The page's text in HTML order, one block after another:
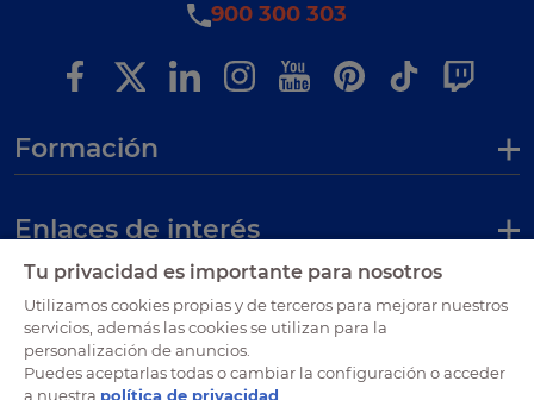
900 300 303
Formación
Enlaces de interés
Certificaciones
Tu privacidad es importante para nosotros
Utilizamos cookies propias y de terceros para mejorar nuestros
servicios, además las cookies se utilizan para la
personalización de anuncios.
Puedes aceptarlas todas o cambiar la configuración o acceder
a nuestra política de privacidad